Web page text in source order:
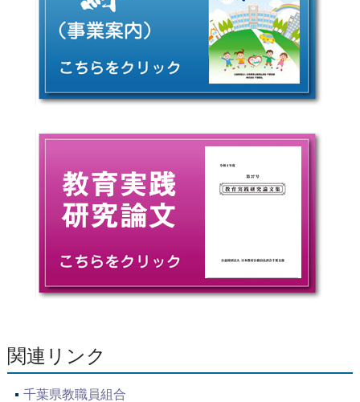
関連リンク
千葉県教職員組合